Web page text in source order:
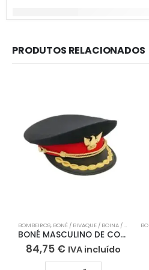
PRODUTOS RELACIONADOS
BOMBEIROS, BONÉ / BIVAQUE / BOINA / GORRO ,
BONÉ MASCULINO DE COMANDO
84,75 € IVA incluído